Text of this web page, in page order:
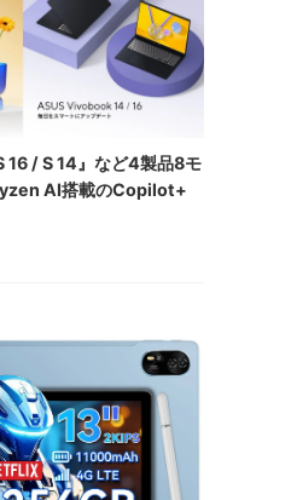
16 / S 14』など4製品8モ
AI搭載のCopilot+